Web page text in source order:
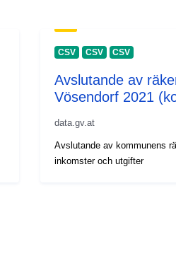
CSV CSV CSV
Avslutande av
Vösendorf 2021
data.gv.at
Avslutande av kommunens
inkomster och utgifter